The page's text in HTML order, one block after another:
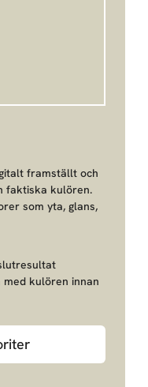
framställt och
faktiska kulören.
som yta, glans,
kulören innan